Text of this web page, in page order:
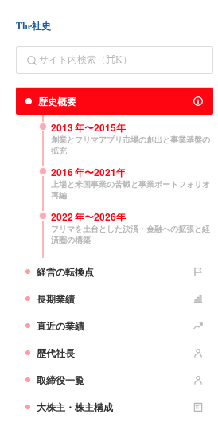
The社史
歴史概要
2013年〜2015年
創業とフリマアプリ市場の創出と事業基盤の
拡充
2016年〜2021年
上場と米国事業の苦戦と事業ポートフォリオ
再編
2022年〜2026年
フリマを土台とした決済・金融への拡張と経
済圏の構築
経営の転換点
長期業績
直近の業績
歴代社長
取締役一覧
大株主・株主構成